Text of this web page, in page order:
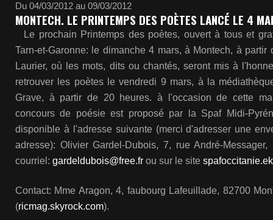
Du 04/03/2012 au 09/03/2012
MONTECH. LE PRINTEMPS DES POÈTES LANCÉ LE 4
Le prochain Printemps des poètes, ouvert à tous et
Tarn-et-Garonne: le dimanche 4 mars, à Montech, à
Laurier, où les mots, dits ou chantés, seront mis à
retrouver les poètes le vendredi 9 mars, à la
Grave, à partir de 20 heures. à l'occasion de cette
concours de poésie est proposé par la Spaf Midi-
disponible à l'adresse suivante (merci d'adresser une
adresse): Olivier Gardel-Dubois, 7, rue André-Messager,
courriel: gardeldubois@free.fr ou sur le site
Contact: Mme Aragon, 4, faubourg Lafeuillade, 82700
(ricmag.skyrock.com).